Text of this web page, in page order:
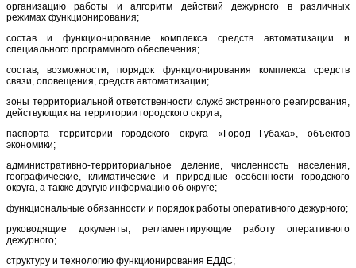
организацию работы и алгоритм действий дежурного в различных
режимах функционирования;
состав и функционирование комплекса средств автоматизации и
специального программного обеспечения;
состав, возможности, порядок функционирования комплекса средств
связи, оповещения, средств автоматизации;
зоны территориальной ответственности служб экстренного реагирования,
действующих на территории городского округа;
паспорта территории городского округа «Город Губаха», объектов
экономики;
административно-территориальное деление, численность населения,
географические, климатические и природные особенности городского
округа, а также другую информацию об округе;
функциональные обязанности и порядок работы оперативного дежурного;
руководящие документы, регламентирующие работу оперативного
дежурного;
структуру и технологию функционирования ЕДДС;